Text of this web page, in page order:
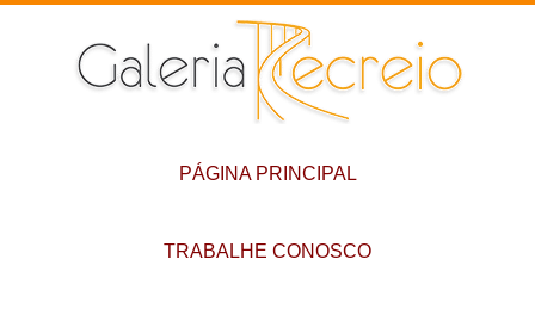
PÁGINA PRINCIPAL
TRABALHE CONOSCO